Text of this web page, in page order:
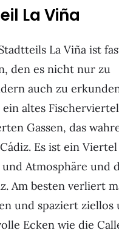
La Viña
La Viña ist
den es nicht nur zu
auch zu
altes
Gassen, das
Es ist ein
und Atmosphäre und
Am besten verliert
und spaziert ziellos
Ecken wie die